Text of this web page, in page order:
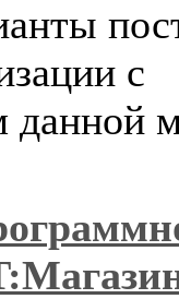
с
данной